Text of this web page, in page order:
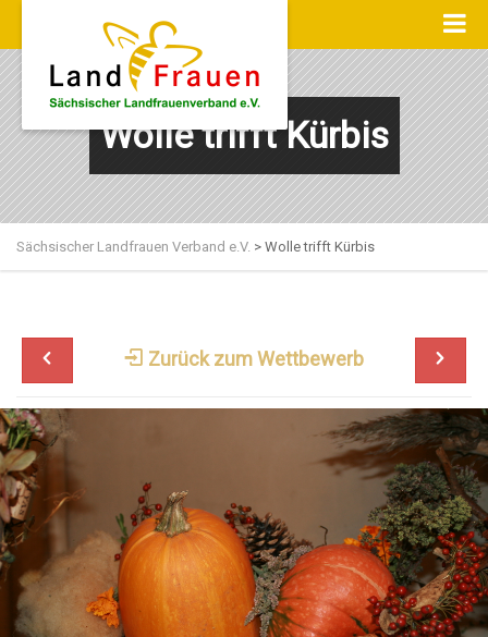
Wolle trifft Kürbis
Sächsischer Landfrauen Verband e.V. > Wolle trifft Kürbis
Zurück zum Wettbewerb